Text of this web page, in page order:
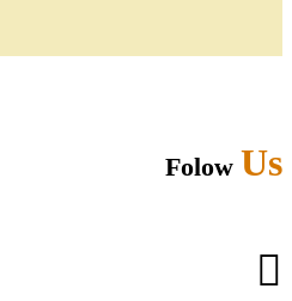
Folow Us